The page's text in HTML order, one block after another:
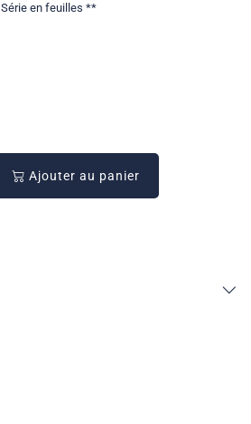
Série en feuilles **
Ajouter au panier